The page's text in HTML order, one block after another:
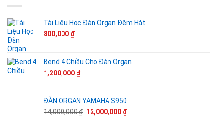
Tài Liệu Học Đàn Organ Đệm Hát
800,000 ₫
Bend 4 Chiều Cho Đàn Organ
1,200,000 ₫
ĐÀN ORGAN YAMAHA S950
14,000,000₫ Giá
12,000,000 ₫Giá